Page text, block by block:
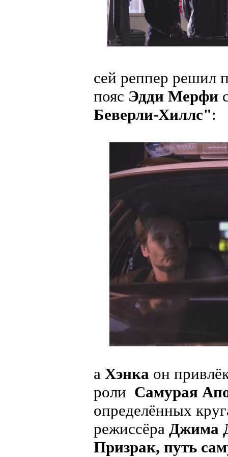
сей реппер решил
пояс Эдди Мерфи
Беверли-Хиллс":
а Хэнка он
роли Самурая
определённых
режиссёра Джима
Призрак, путь